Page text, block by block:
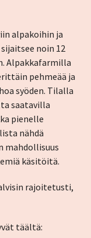
alpakoihin ja
noin 12
Alpakkafarmilla
pehmeää ja
syöden. Tilalla
saatavilla
pienelle
nähdä
mahdollisuus
käsitöitä.
rajoitetusti,
täältä: